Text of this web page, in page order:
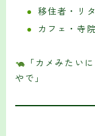
移住者・リ
カフェ・寺
「カメみたい
やで」